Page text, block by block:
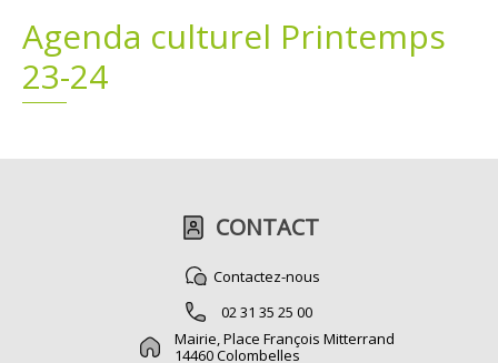
Agenda culturel Printemps
23-24
CONTACT
Contactez-nous
02 31 35 25 00
Mairie, Place François Mitterrand
14460 Colombelles
Plans
Demandes légales
Grands projets